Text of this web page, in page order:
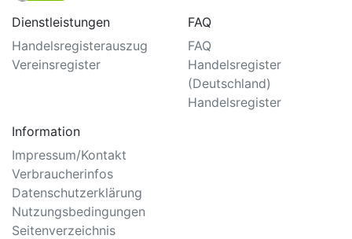
Dienstleistungen
Handelsregisterauszug
Vereinsregister
FAQ
FAQ
Handelsregister
(Deutschland)
Handelsregister
Information
Impressum/Kontakt
Verbraucherinfos
Datenschutzerklärung
Nutzungsbedingungen
Seitenverzeichnis